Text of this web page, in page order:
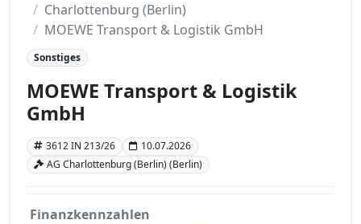
Charlottenburg (Berlin)
MOEWE Transport & Logistik GmbH
Sonstiges
MOEWE Transport & Logistik
GmbH
3612 IN 213/26
10.07.2026
AG Charlottenburg (Berlin) (Berlin)
Finanzkennzahlen